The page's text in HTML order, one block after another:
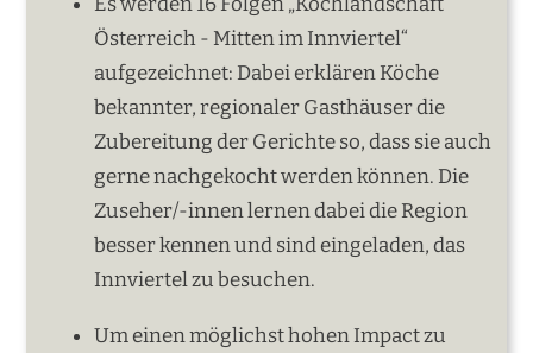
Österreich - Mitten im Innviertel“
aufgezeichnet: Dabei erklären Köche
bekannter, regionaler Gasthäuser die
Zubereitung der Gerichte so, dass sie auch
gerne nachgekocht werden können. Die
Zuseher/-innen lernen dabei die Region
besser kennen und sind eingeladen, das
Innviertel zu besuchen.
Um einen möglichst hohen Impact zu